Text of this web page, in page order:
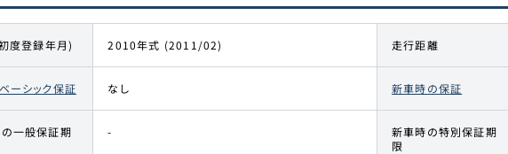
度登録年月) 2010年式 (2011/02) 走行距離
ーシック保証 なし 新車時の保証
一般保証期
-
新車時の特別保証期
限